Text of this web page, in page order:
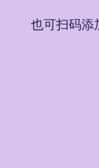
也可扫码添